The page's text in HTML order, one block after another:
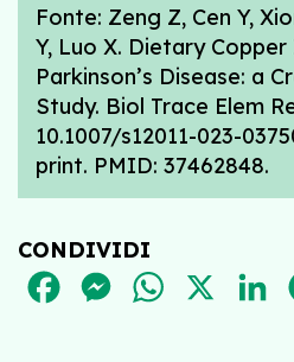
Fonte: Zeng Z, Cen Y,
Y, Luo X. Dietary
Parkinson’s Disease: a
Study. Biol Trace Elem
10.1007/s12011-023-
print. PMID: 37462848.
CONDIVIDI
FACEBOOKMESSENGER
WHATSAPP